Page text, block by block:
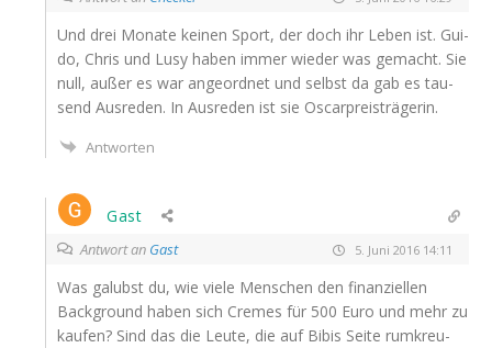
Und drei Mona­te kei­nen Sport, der doch ihr Leben ist. Gui­
do, Chris und Lusy haben immer wie­der was gemacht. Sie
null, außer es war ange­ord­net und selbst da gab es tau­
send Aus­re­den. In Aus­re­den ist sie Oscarpreisträgerin.
Antworten
Gast
Antwort an Gast 5. Juni 2016 14:11
Was galub­st du, wie vie­le Men­schen den finan­zi­el­len
Back­ground haben sich Cremes für 500 Euro und mehr zu
kau­fen? Sind das die Leu­te, die auf Bibis Sei­te rum­kreu­